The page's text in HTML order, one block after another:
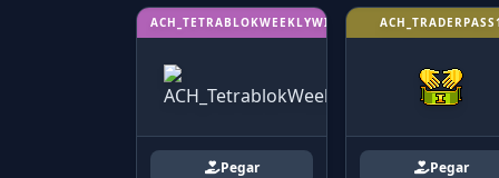
ACH_TETRABLOKWEEKLYWINNER
Pegar Pegar